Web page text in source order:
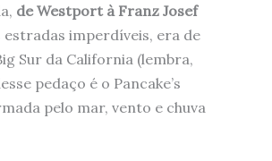
de Westport à Franz Josef
imperdíveis, era de
Sur da California (lembra,
pedaço é o Pancake’s
pelo mar, vento e chuva